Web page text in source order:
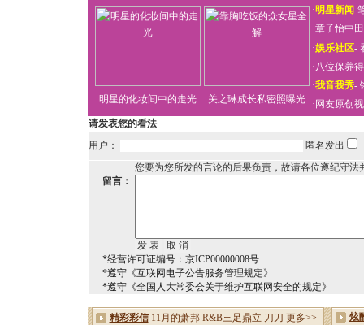
明星的化妆间中的走光 关之琳成长私密照曝光
·明星新闻-
·章子怡中
·娱乐社区-
·八位保养
·我音我秀-
· 网友原创
请发表您的看法
用户：
匿名发出
您要为您所发的言论的后果负责，故请各位遵纪守法
留言：
*经营许可证编号：京ICP00000008号
*遵守《互联网电子公告服务管理规定》
*遵守《全国人大常委会关于维护互联网安全的规定》